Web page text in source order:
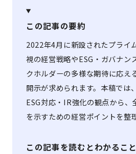
この記事の要約
2022年4月に新設されたプライ
視の経営戦略やESG・ガバナン
クホルダーの多様な期待に応え
開示が求められます。本稿では
ESG対応・IR強化の観点から、
を示すための経営ポイントを整
この記事を読むとわかること